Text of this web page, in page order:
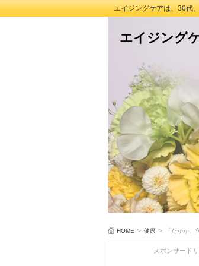
エイジングケアは、30代
エイジング
HOME > 健康 > 「たかが、
スポンサードリ